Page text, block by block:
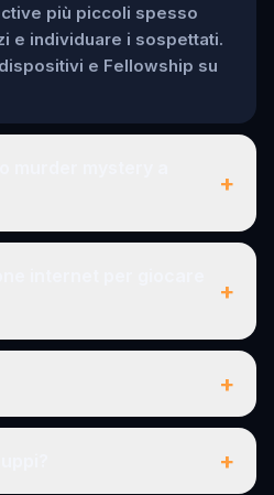
più piccoli spesso
e individuare i sospettati.
e Fellowship su
+
+
+
+